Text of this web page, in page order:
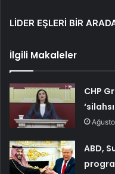
LİDER EŞLERİ BİR
İlgili Makaleler
CHP
ABD,